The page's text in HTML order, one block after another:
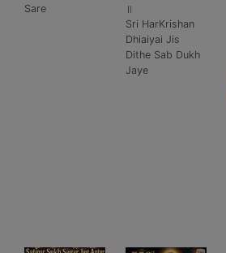
Sare
॥
Sri HarKrishan
Dhiaiyai Jis
Dithe Sab Dukh
Jaye